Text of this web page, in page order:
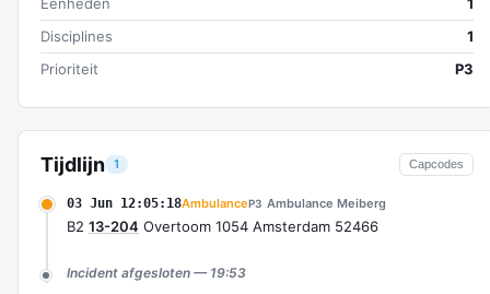
Tijdlijn 1 Capcodes
03 Jun 12:05:18AmbulanceP3 Ambulance Meiberg
B2 13-204 Overtoom 1054 Amsterdam 52466
Incident afgesloten — 19:53
Disciplines
1
Prioriteit
P3